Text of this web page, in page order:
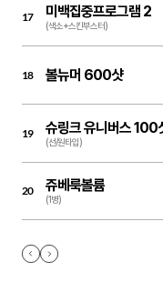
17 미백집중프로그램 2
(색소+스킨부스터)
18 볼뉴머 600샷
19 슈링크 유니버스 100
(선/원타입)
20 쥬베룩볼륨
(1병)